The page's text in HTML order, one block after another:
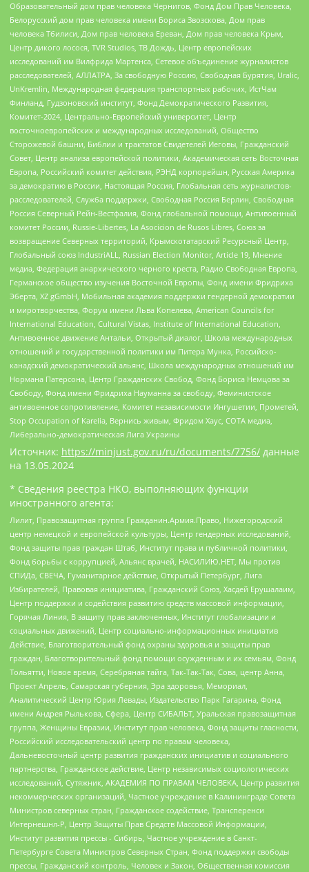
Образовательный дом прав человека Чернигов, Фонд Дом Прав Человека,
Белорусский дом прав человека имени Бориса Звозскова, Дом прав
человека Тбилиси, Дом прав человека Ереван, Дом прав человека Крым,
Центр дикого лосося, TVR Studios, ТВ Дождь, Центр европейских
исследований им Вилфрида Мартенса, Сетевое объединение журналистов
расследователей, АЛЛАТРА, За свободную Россию, Свободная Бурятия, Uralic,
UnKremlin, Международная федерация транспортных рабочих, ИстЧам
Финланд, Гудзоновский институт, Фонд Демократического Развития,
Комитет-2024, Центрально-Европейский университет, Центр
восточноевропейских и международных исследований, Общество
Сторожевой башни, Библии и трактатов Свидетелей Иеговы, Гражданский
Совет, Центр анализа европейской политики, Академическая сеть Восточная
Европа, Российский комитет действия, РЭНД корпорейшн, Русская Америка
за демократию в России, Настоящая Россия, Глобальная сеть журналистов-
расследователей, Служба поддержки, Свободная Россия Берлин, Свободная
Россия Северный Рейн-Вестфалия, Фонд глобальной помощи, Антивоенный
комитет России, Russie-Libertes, La Asocicion de Rusos Libres, Союз за
возвращение Северных территорий, Крымскотатарский Ресурсный Центр,
Глобальный союз IndustriALL, Russian Election Monitor, Article 19, Мнение
медиа, Федерация анархического черного креста, Радио Свободная Европа,
Германское общество изучения Восточной Европы, Фонд имени Фридриха
Эберта, XZ gGmbH, Мобильная академия поддержки гендерной демократии
и миротворчества, Форум имени Льва Копелева, American Councils for
International Education, Cultural Vistas, Institute of International Education,
Антивоенное движение Антальи, Открытый диалог, Школа международных
отношений и государственной политики им Питера Мунка, Российско-
канадский демократический альянс, Школа международных отношений им
Нормана Патерсона, Центр Гражданских Свобод, Фонд Бориса Немцова за
Свободу, Фонд имени Фридриха Науманна за свободу, Феминистское
антивоенное сопротивление, Комитет независимости Ингушетии, Прометей,
Stop Occupation of Karelia, Вернись живым, Фридом Хаус, СОТА медиа,
Либерально-демократическая Лига Украины
Источник: https://minjust.gov.ru/ru/documents/7756/ данные
на 13.05.2024
* Сведения реестра НКО, выполняющих функции
иностранного агента:
Лилит, Правозащитная группа Гражданин.Армия.Право, Нижегородский
центр немецкой и европейской культуры, Центр гендерных исследований,
Фонд защиты прав граждан Штаб, Институт права и публичной политики,
Фонд борьбы с коррупцией, Альянс врачей, НАСИЛИЮ.НЕТ, Мы против
СПИДа, СВЕЧА, Гуманитарное действие, Открытый Петербург, Лига
Избирателей, Правовая инициатива, Гражданский Союз, Хасдей Ерушалаим,
Центр поддержки и содействия развитию средств массовой информации,
Горячая Линия, В защиту прав заключенных, Институт глобализации и
социальных движений, Центр социально-информационных инициатив
Действие, Благотворительный фонд охраны здоровья и защиты прав
граждан, Благотворительный фонд помощи осужденным и их семьям, Фонд
Тольятти, Новое время, Серебряная тайга, Так-Так-Так, Сова, центр Анна,
Проект Апрель, Самарская губерния, Эра здоровья, Мемориал,
Аналитический Центр Юрия Левады, Издательство Парк Гагарина, Фонд
имени Андрея Рылькова, Сфера, Центр СИБАЛЬТ, Уральская правозащитная
группа, Женщины Евразии, Институт прав человека, Фонд защиты гласности,
Российский исследовательский центр по правам человека,
Дальневосточный центр развития гражданских инициатив и социального
партнерства, Гражданское действие, Центр независимых социологических
исследований, Сутяжник, АКАДЕМИЯ ПО ПРАВАМ ЧЕЛОВЕКА, Центр развития
некоммерческих организаций, Частное учреждение в Калининграде Совета
Министров северных стран, Гражданское содействие, Трансперенси
Интернешнл-Р, Центр Защиты Прав Средств Массовой Информации,
Институт развития прессы - Сибирь, Частное учреждение в Санкт-
Петербурге Совета Министров Северных Стран, Фонд поддержки свободы
прессы, Гражданский контроль, Человек и Закон, Общественная комиссия